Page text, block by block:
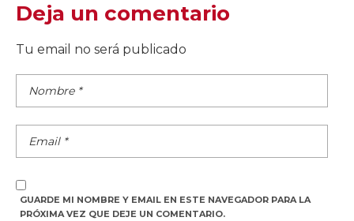
Deja un comentario
Tu email no será publicado
GUARDE MI NOMBRE Y EMAIL EN ESTE NAVEGADOR PARA LA
PRÓXIMA VEZ QUE DEJE UN COMENTARIO.